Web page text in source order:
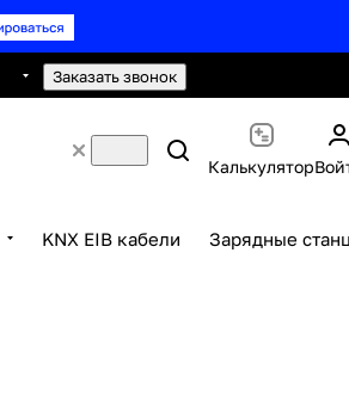
Заказать звонок
Калькулятор
KNX EIB кабели Зарядные